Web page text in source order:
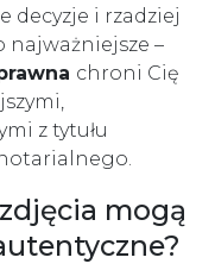
decyzje i rzadziej
najważniejsze –
chroni Cię
z tytułu
mogą